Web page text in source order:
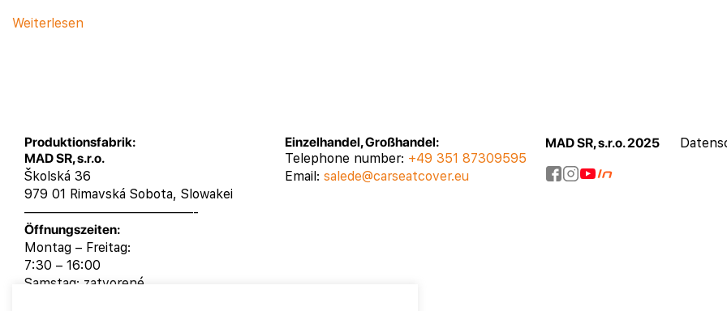
Weiterlesen
Produktionsfabrik:
MAD SR, s.r.o.
Školská 36
979 01 Rimavská Sobota, Slowakei
—————————————-
Öffnungszeiten:
Montag – Freitag:
7:30 – 16:00
Samstag: zatvorené
Einzelhandel, Großhandel:
Telephone number: +49 351 87309595
Email: salede@carseatcover.eu
MAD SR, s.r.o. 2025